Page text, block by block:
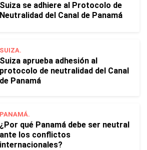
Suiza se adhiere al Protocolo de
Neutralidad del Canal de Panamá
SUIZA.
Suiza aprueba adhesión al
protocolo de neutralidad del Canal
de Panamá
PANAMÁ.
¿Por qué Panamá debe ser neutral
ante los conflictos
internacionales?